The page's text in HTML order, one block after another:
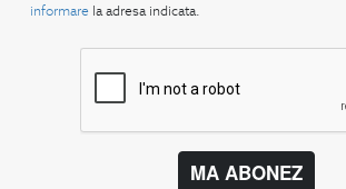
informare la adresa indicata.
MA ABONEZ